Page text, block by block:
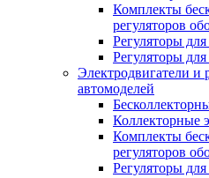
Комплекты
регуляторов
Регуляторы
Регуляторы
Электродвигатели и
автомоделей
Коллекторные
Комплекты
регуляторов
Регуляторы